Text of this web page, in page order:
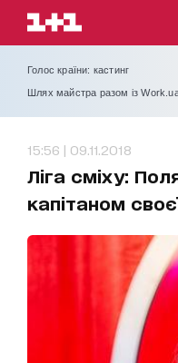
Голос країни: кастинг
Шлях майстра разом із
15:56 | 09.11.2018
Ліга сміху:
капітаном